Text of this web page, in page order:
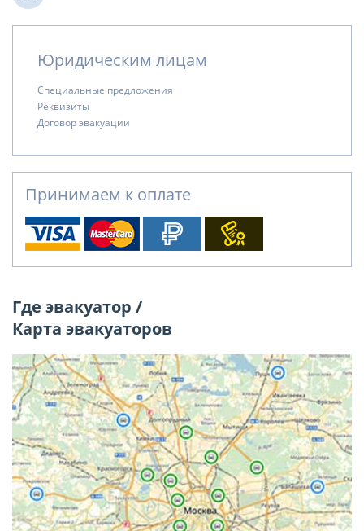
Юридическим лицам
Специальные предложения
Реквизиты
Договор эвакуации
Принимаем к оплате
Где эвакуатор /
Карта эвакуаторов